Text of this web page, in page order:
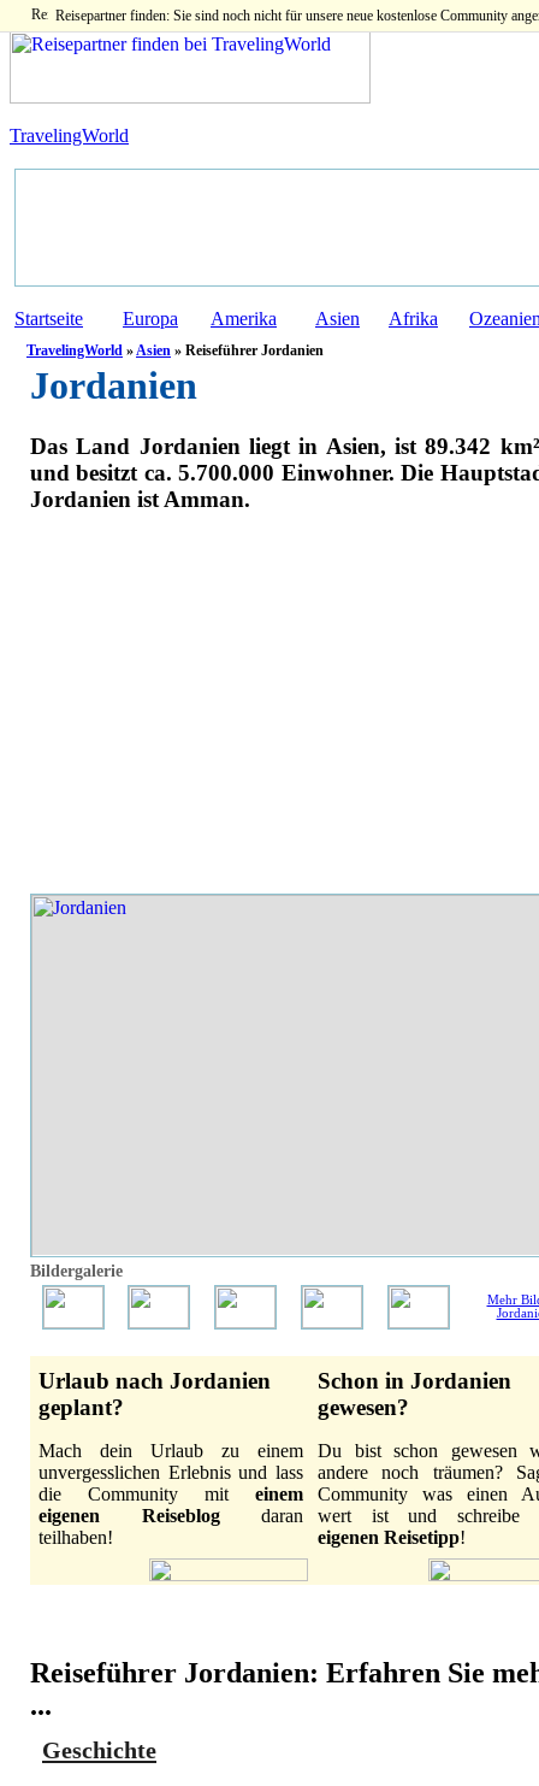
Reisepartner finden: Sie sind noch nicht für unsere neue kostenlose Community
TravelingWorld
Startseite Europa Amerika Asien Afrika
TravelingWorld »Asien » Reiseführer Jordanien
Jordanien
Das Land Jordanien liegt in Asien, ist 89.342
und besitzt ca. 5.700.000 Einwohner. Die
Jordanien ist Amman.
Bildergalerie
Mehr
Urlaub nach Jordanien
geplant?
Mach dein Urlaub zu einem
unvergesslichen Erlebnis und lass
die Community mit einem
eigenen Reiseblogdaran
teilhaben!
Schon in Jordanien
gewesen?
Du bist schon gewesen
andere noch träumen?
Community was einen
wert ist und schreibe
eigenen Reisetipp!
Reiseführer Jordanien: Erfahren Sie
...
Geschichte